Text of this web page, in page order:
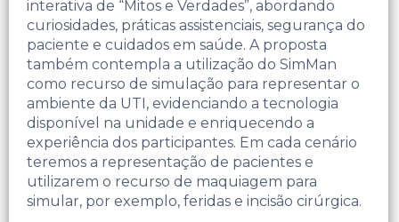
interativa de “Mitos e Verdades”, abordando
curiosidades, práticas assistenciais, segurança do
paciente e cuidados em saúde. ​A proposta
também contempla a utilização do SimMan
como recurso de simulação para representar o
ambiente da UTI, evidenciando a tecnologia
disponível na unidade e enriquecendo a
experiência dos participantes.​ Em cada cenário
teremos a representação de pacientes e
utilizarem o recurso de maquiagem para
simular, por exemplo, feridas e incisão cirúrgica. ​